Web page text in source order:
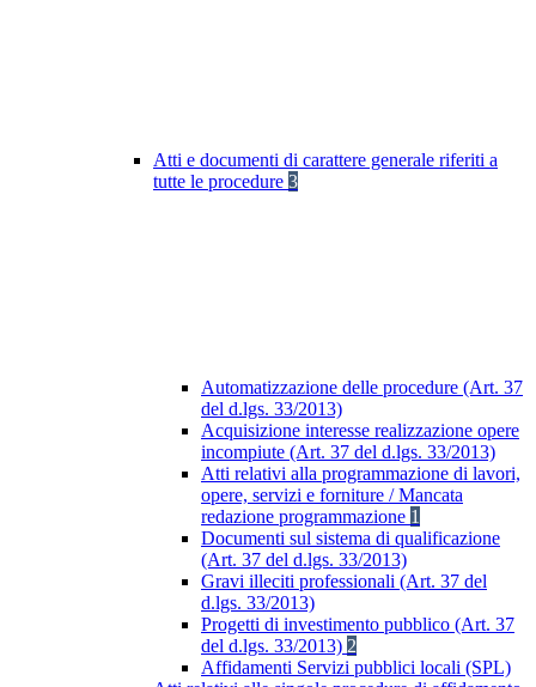
Atti e documenti di carattere generale riferiti a
tutte le procedure 3
Automatizzazione delle procedure (Art. 37
del d.lgs. 33/2013)
Acquisizione interesse realizzazione opere
incompiute (Art. 37 del d.lgs. 33/2013)
Atti relativi alla programmazione di lavori,
opere, servizi e forniture / Mancata
redazione programmazione 1
Documenti sul sistema di qualificazione
(Art. 37 del d.lgs. 33/2013)
Gravi illeciti professionali (Art. 37 del
d.lgs. 33/2013)
Progetti di investimento pubblico (Art. 37
del d.lgs. 33/2013) 2
Affidamenti Servizi pubblici locali (SPL)